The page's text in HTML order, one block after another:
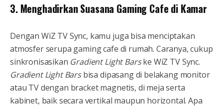
3. Menghadirkan Suasana Gaming Cafe di Kamar
Dengan WiZ TV Sync, kamu juga bisa menciptakan
atmosfer serupa gaming cafe di rumah. Caranya, cukup
sinkronisasikan Gradient Light Barske WiZ TV Sync.
Gradient Light Barsbisa dipasang di belakang monitor
atau TV dengan bracket magnetis, di meja serta
kabinet, baik secara vertikal maupun horizontal. Apa